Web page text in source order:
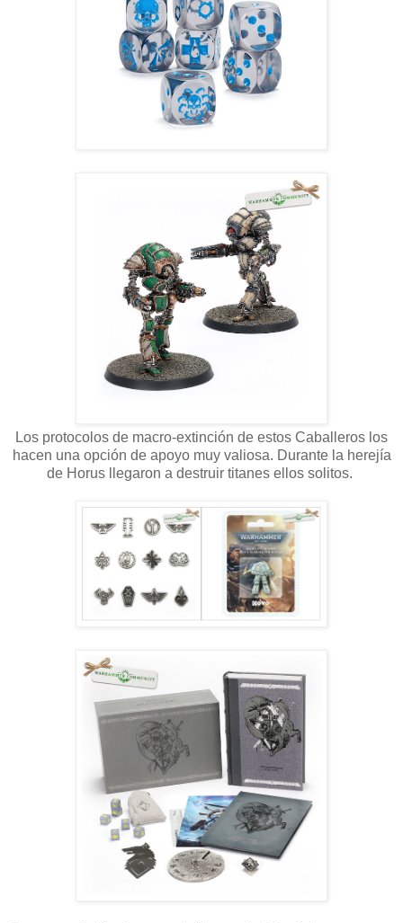
Los protocolos de macro-extinción de estos Caballeros los
hacen una opción de apoyo muy valiosa. Durante la herejía
de Horus llegaron a destruir titanes ellos solitos.